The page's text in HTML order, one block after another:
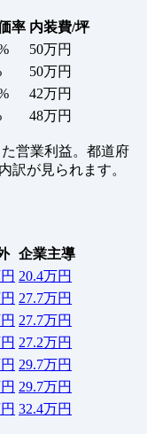
率 内装費/坪
50万円
50万円
42万円
48万円
営業利益。都道府
訳が見られます。
企業主導
20.4万円
27.7万円
27.7万円
27.2万円
29.7万円
29.7万円
32.4万円